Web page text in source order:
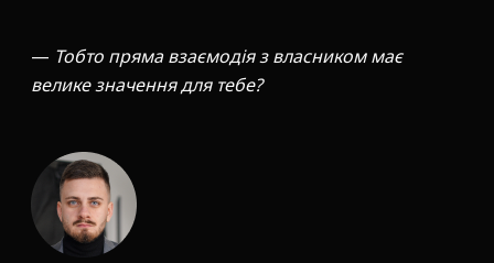
— Тобто пряма взаємодія з власником має
велике значення для тебе?